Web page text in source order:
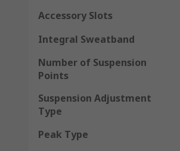
Accessory Slots
Integral Sweatband
Number of Suspension
Points
Suspension Adjustment
Type
Peak Type